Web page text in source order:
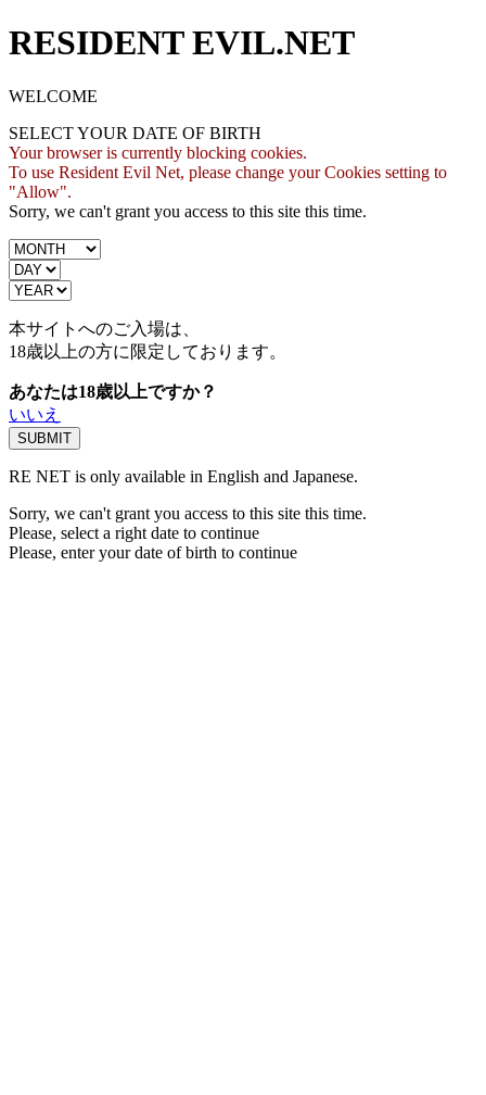
RESIDENT EVIL.NET
WELCOME
SELECT YOUR DATE OF BIRTH
Your browser is currently blocking cookies.
To use Resident Evil Net, please change your Cookies setting to
"Allow".
Sorry, we can't grant you access to this site this time.
本サイトへのご入場は、
18歳以上の方に限定しております。
あなたは18歳以上ですか？
いいえ
RE NET is only available in English and Japanese.
Sorry, we can't grant you access to this site this time.
Please, select a right date to continue
Please, enter your date of birth to continue